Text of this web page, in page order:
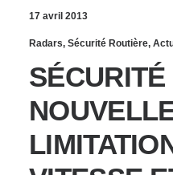
17 avril 2013
Radars, Sécurité Routière,